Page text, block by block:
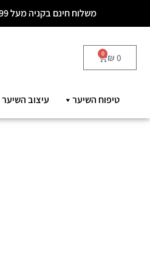
משלוח חינם בקניה מעל ₪299 | עד 5 ימי עסקים
₪ 0
0
טיפוח השיער עיצוב השיער